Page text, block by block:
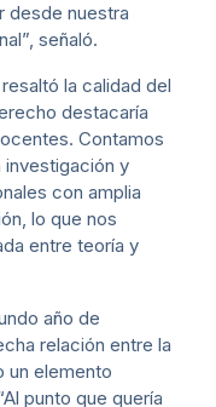
desde nuestra
señaló.
la calidad del
destacaría
Contamos
y
con amplia
lo que nos
entre teoría y
año de
relación entre la
un elemento
punto que quería